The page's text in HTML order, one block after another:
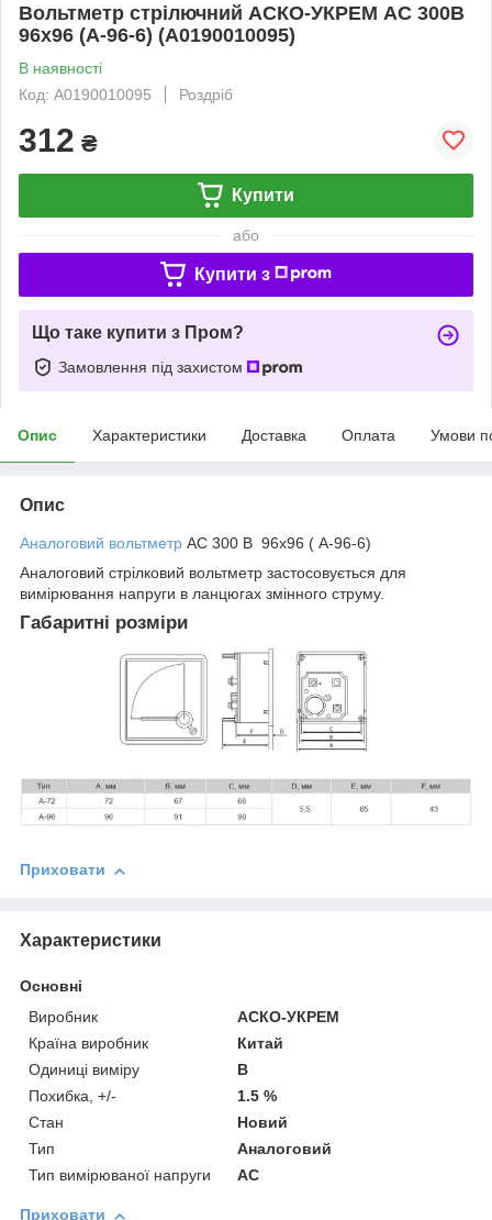
Вольтметр стрілючний АСКО-УКРЕМ АС 300В
96х96 (A-96-6) (A0190010095)
В наявності
Код: A0190010095
Роздріб
312 ₴
Купити
або
Купити з
Що таке купити з Пром?
Замовлення під захистом
Опис Характеристики Доставка Оплата Умови
Опис
Аналоговий вольтметр АС 300 В 96х96 ( A-96-6)
Аналоговий стрілковий вольтметр застосовується для
вимірювання напруги в ланцюгах змінного струму.
Габаритні розміри
Приховати
Характеристики
Основні
Виробник
АСКО-УКРЕМ
Країна виробник
Китай
Одиниці виміру
В
Похибка, +/-
1.5 %
Стан
Новий
Тип
Аналоговий
Тип вимірюваної напруги
AC
Приховати